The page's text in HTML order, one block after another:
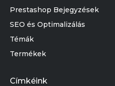
Prestashop Bejegyzések
SEO és Optimalizálás
Témák
Termékek
Címkéink